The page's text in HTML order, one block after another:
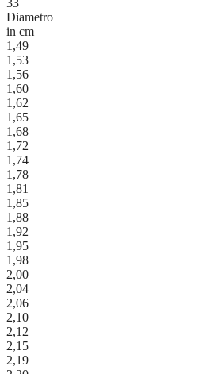
33
Diametro
in cm
1,49
1,53
1,56
1,60
1,62
1,65
1,68
1,72
1,74
1,78
1,81
1,85
1,88
1,92
1,95
1,98
2,00
2,04
2,06
2,10
2,12
2,15
2,19